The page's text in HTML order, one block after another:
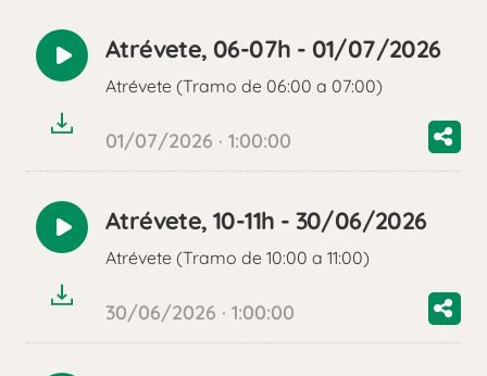
Reproducir
audio
Atrévete, 06-07h - 01/07/2026
Atrévete (Tramo de 06:00 a 07:00)
01/07/2026 · 1:00:00
Reproducir
audio
Atrévete, 10-11h - 30/06/2026
Atrévete (Tramo de 10:00 a 11:00)
30/06/2026 · 1:00:00